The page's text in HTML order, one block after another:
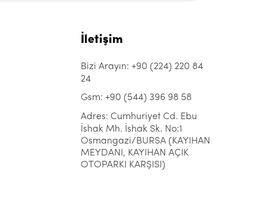
İletişim
Bizi Arayın: +90 (224) 220 84
24
Gsm: +90 (544) 396 98 58
Adres: Cumhuriyet Cd. Ebu
İshak Mh. İshak Sk. No:1
Osmangazi/BURSA (KAYIHAN
MEYDANI, KAYIHAN AÇIK
OTOPARKI KARŞISI)